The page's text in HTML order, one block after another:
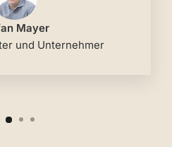
Mayer
und Unternehmer